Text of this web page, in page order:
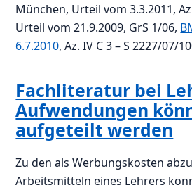
München, Urteil vom 3.3.2011,
Urteil vom 21.9.2009, GrS 1/06,
6.7.2010, Az. IV C 3 – S 2227/07/
Fachliteratur bei
Aufwendungen
aufgeteilt werden
Zu den als Werbungskosten
Arbeitsmitteln eines Lehrers